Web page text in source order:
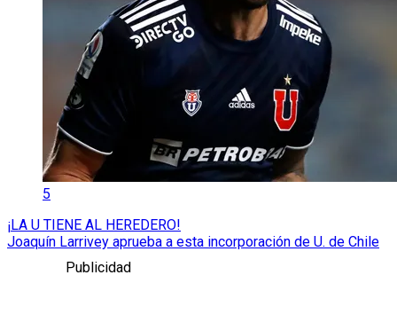
5
¡LA U TIENE AL HEREDERO!
Joaquín Larrivey aprueba a esta incorporación de U. de Chile
Publicidad